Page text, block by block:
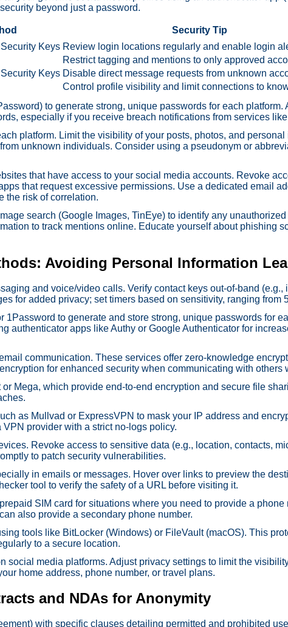
beyond just a password.
Security Tip
Keys Review login locations regularly and enable login
Restrict tagging and mentions to only approved
Keys Disable direct message requests from unknown
Control profile visibility and limit connections to
to generate strong, unique passwords for each
especially if you receive breach notifications from services
platform. Limit the visibility of your posts, photos, and
unknown individuals. Consider using a pseudonym or
that have access to your social media accounts. Revoke
that request excessive permissions. Use a dedicated email
the risk of correlation.
search (Google Images, TinEye) to identify any
to track mentions online. Educate yourself about phishing
Avoiding Personal Information
and voice/video calls. Verify contact keys out-of-band (e.g.,
for added privacy; set timers based on sensitivity, ranging from
to generate and store strong, unique passwords for
authenticator apps like Authy or Google Authenticator for
communication. These services offer zero-knowledge
for enhanced security when communicating with others
Mega, which provide end-to-end encryption and secure file
as Mullvad or ExpressVPN to mask your IP address and
provider with a strict no-logs policy.
Revoke access to sensitive data (e.g., location, contacts,
to patch security vulnerabilities.
in emails or messages. Hover over links to preview the
tool to verify the safety of a URL before visiting it.
SIM card for situations where you need to provide a phone
also provide a secondary phone number.
tools like BitLocker (Windows) or FileVault (macOS). This
to a secure location.
social media platforms. Adjust privacy settings to limit the
home address, phone number, or travel plans.
and NDAs for Anonymity
with specific clauses detailing permitted and prohibited